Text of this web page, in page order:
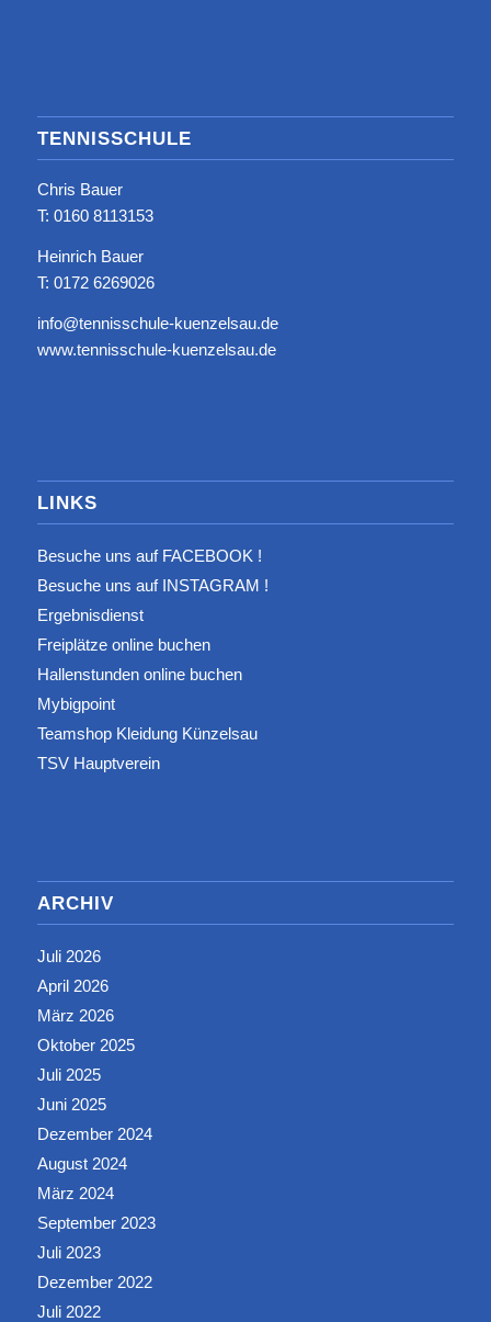
TENNISSCHULE
Chris Bauer
T: ‭0160 8113153‬
Heinrich Bauer
T: 0172 6269026
info@tennisschule-kuenzelsau.de
www.tennisschule-kuenzelsau.de
LINKS
Besuche uns auf FACEBOOK !
Besuche uns auf INSTAGRAM !
Ergebnisdienst
Freiplätze online buchen
Hallenstunden online buchen
Mybigpoint
Teamshop Kleidung Künzelsau
TSV Hauptverein
ARCHIV
Juli 2026
April 2026
März 2026
Oktober 2025
Juli 2025
Juni 2025
Dezember 2024
August 2024
März 2024
September 2023
Juli 2023
Dezember 2022
Juli 2022